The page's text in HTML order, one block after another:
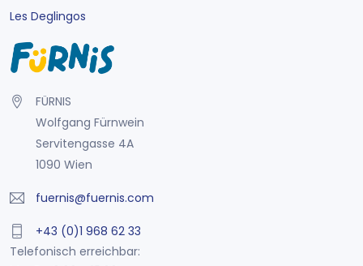
Les Deglingos
FÜRNIS
Wolfgang Fürnwein
Servitengasse 4A
1090 Wien
fuernis@fuernis.com
+43 (0)1 968 62 33
Telefonisch erreichbar: